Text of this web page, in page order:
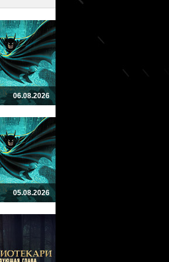
06.08.2026
05.08.2026